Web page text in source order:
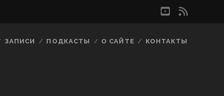
youtube
rss
ЗАПИСИ ПОДКАСТЫ О САЙТЕ КОНТАКТЫ